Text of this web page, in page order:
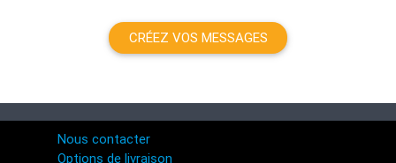
CRÉEZ VOS MESSAGES
Nous contacter
Options de livraison